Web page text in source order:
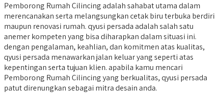
Pemborong Rumah Cilincing adalah sahabat utama dalam
merencanakan serta melangsungkan cetak biru terbuka berdiri
maupun renovasi rumah. qyusi persada adalah salah satu
anemer kompeten yang bisa diharapkan dalam situasi ini.
dengan pengalaman, keahlian, dan komitmen atas kualitas,
qyusi persada menawarkan jalan keluar yang seperti atas
kepentingan serta tujuan klien. apabila kamu mencari
Pemborong Rumah Cilincing yang berkualitas, qyusi persada
patut direnungkan sebagai mitra desain anda.